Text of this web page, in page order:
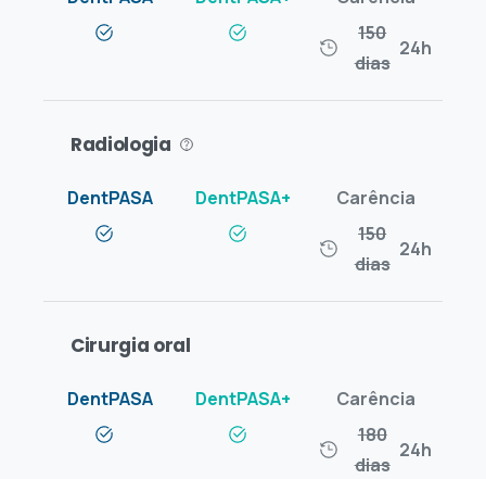
150
dias
24h
Radiologia
150
dias
24h
Cirurgia oral
180
dias
24h